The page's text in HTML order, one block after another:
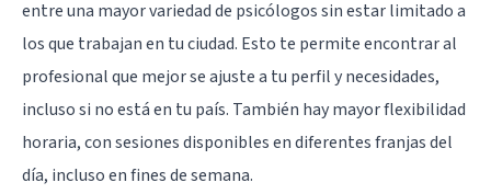
entre una mayor variedad de psicólogos sin estar limitado a
los que trabajan en tu ciudad. Esto te permite encontrar al
profesional que mejor se ajuste a tu perfil y necesidades,
incluso si no está en tu país. También hay mayor flexibilidad
horaria, con sesiones disponibles en diferentes franjas del
día, incluso en fines de semana.